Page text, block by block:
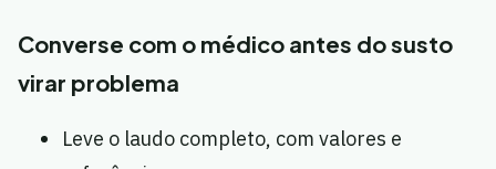
Converse com o médico antes do susto
virar problema
Leve o laudo completo, com valores e